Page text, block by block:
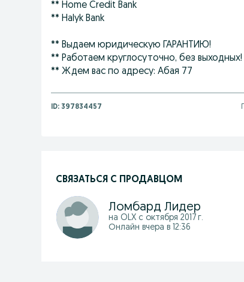
** Home Credit Bank
** Halyk Bank
** Выдаем юридическую ГАРАНТИЮ!
** Работаем круглосуточно, без выходных!
** Ждем вас по адресу: Абая 77
ID: 397834457
СВЯЗАТЬСЯ С ПРОДАВЦОМ
Ломбард Лидер
на OLX с октября 2017 г.
Онлайн вчера в 12:36